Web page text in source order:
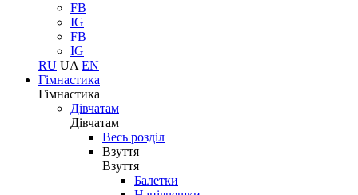
FB
IG
FB
IG
RU UA EN
Гімнастика
Гімнастика
Дівчатам
Дівчатам
Весь розділ
Взуття
Взуття
Балетки